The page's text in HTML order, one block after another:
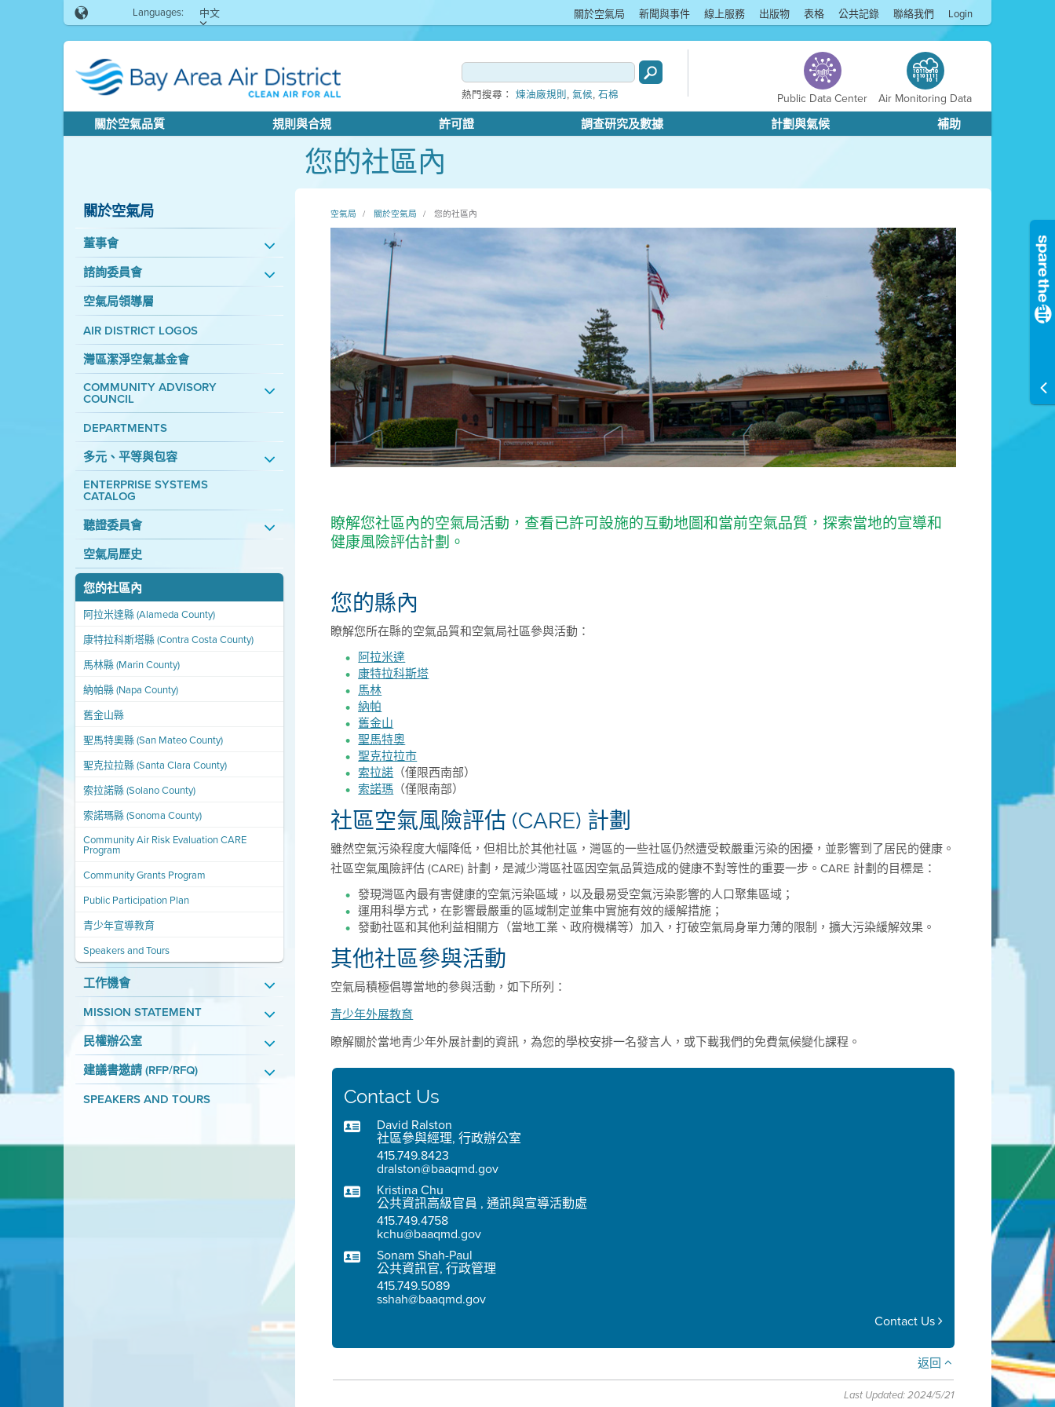
Languages: 中文 關於空氣局 新聞與事件 線上服務 出版物 表格 公共記錄 聯絡我們 Login
熱門搜尋： 煉油廠規則, 氣候, 石棉 Public Data Center Air Monitoring Data
關於空氣品質 規則與合規 許可證 調查研究及數據 計劃與氣候 補助
您的社區內
關於空氣局
董事會
諮詢委員會
空氣局領導層
AIR DISTRICT LOGOS
灣區潔淨空氣基金會
COMMUNITY ADVISORY
COUNCIL
DEPARTMENTS
多元、平等與包容
ENTERPRISE SYSTEMS
CATALOG
聽證委員會
空氣局歷史
您的社區內
阿拉米達縣 (Alameda County)
康特拉科斯塔縣 (Contra Costa County)
馬林縣 (Marin County)
納帕縣 (Napa County)
舊金山縣
聖馬特奧縣 (San Mateo County)
聖克拉拉縣 (Santa Clara County)
索拉諾縣 (Solano County)
索諾瑪縣 (Sonoma County)
Community Air Risk Evaluation CARE
Program
Community Grants Program
Public Participation Plan
青少年宣導教育
Speakers and Tours
工作機會
MISSION STATEMENT
民權辦公室
建議書邀請 (RFP/RFQ)
SPEAKERS AND TOURS
空氣局 關於空氣局 您的社區內
瞭解您社區內的空氣局活動，查看已許可設施的互動地圖和當前空氣品質，探索當地的宣導和
健康風險評估計劃。
您的縣內
瞭解您所在縣的空氣品質和空氣局社區參與活動：
阿拉米達
康特拉科斯塔
馬林
納帕
舊金山
聖馬特奧
聖克拉拉市
索拉諾 （僅限西南部）
索諾瑪 （僅限南部）
社區空氣風險評估 (CARE) 計劃
雖然空氣污染程度大幅降低，但相比於其他社區，灣區的一些社區仍然遭受較嚴重污染的困擾，並影響到了居民的健康。
社區空氣風險評估 (CARE) 計劃，是減少灣區社區因空氣品質造成的健康不對等性的重要一步。CARE 計劃的目標是：
發現灣區內最有害健康的空氣污染區域，以及最易受空氣污染影響的人口聚集區域；
運用科學方式，在影響最嚴重的區域制定並集中實施有效的緩解措施；
發動社區和其他利益相關方（當地工業、政府機構等）加入，打破空氣局身單力薄的限制，擴大污染緩解效果。
其他社區參與活動
空氣局積極倡導當地的參與活動，如下所列：
青少年外展教育
瞭解關於當地青少年外展計劃的資訊，為您的學校安排一名發言人，或下載我們的免費氣候變化課程。
Contact Us
David Ralston
社區參與經理, 行政辦公室
415.749.8423
dralston@baaqmd.gov
Kristina Chu
公共資訊高級官員 , 通訊與宣導活動處
415.749.4758
kchu@baaqmd.gov
Sonam Shah-Paul
公共資訊官, 行政管理
415.749.5089
sshah@baaqmd.gov
Contact Us
返回
Last Updated: 2024/5/21